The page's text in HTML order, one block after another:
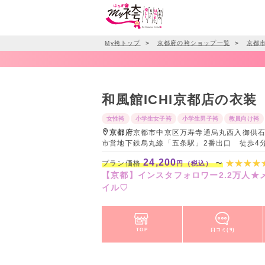
My袴トップ ＞ 京都府の袴ショップ一覧 ＞ 京都
和風館ICHI京都店の衣装
女性袴 小学生女子袴 小学生男子袴 教員向け袴
京都府京都市中京区万寿寺通烏丸西入御
市営地下鉄烏丸線「五条駅」2番出口 徒歩4
プラン価格24,200円（税込）〜
【京都】インスタフォロワー2.2万人★
イル♡
TOP 口コミ(9)